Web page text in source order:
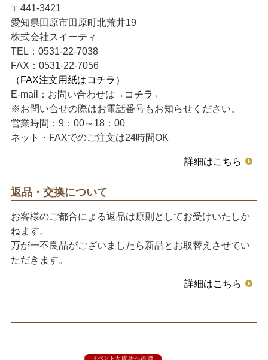
〒441-3421
愛知県田原市田原町北荒井19
株式会社スイーティ
TEL：0531-22-7038
FAX：0531-22-7056
（FAX注文用紙はコチラ）
E-mail：お問い合わせは→ コチラ ←
※お問い合せの際はお電話番号もお知らせください。
営業時間：9：00～18：00
ネット・FAXでのご注文は24時間OK
詳細はこちら
返品・交換について
お客様のご都合による返品は原則としてお受けいたしか
ねます。
万が一不良品がございましたら新品とお取替えさせてい
ただきます。
詳細はこちら